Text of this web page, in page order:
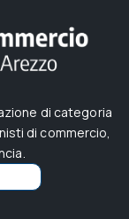
di categoria
di commercio,